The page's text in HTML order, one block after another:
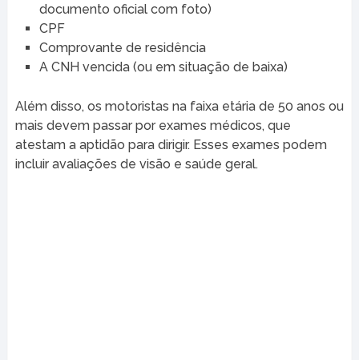
documento oficial com foto)
CPF
Comprovante de residência
A CNH vencida (ou em situação de baixa)
Além disso, os motoristas na faixa etária de 50 anos ou
mais devem passar por exames médicos, que
atestam a aptidão para dirigir. Esses exames podem
incluir avaliações de visão e saúde geral.